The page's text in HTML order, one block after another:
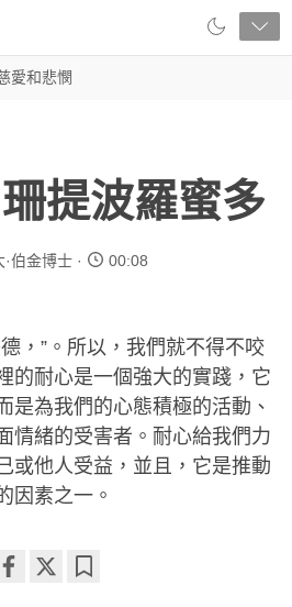
愛和悲憫
提波羅蜜多
·伯金博士 00:08
，”。所以，我們就不得不咬
的耐心是一個強大的實踐，它
是為我們的心態積極的活動、
情緒的受害者。耐心給我們力
或他人受益，並且，它是推動
因素之一。